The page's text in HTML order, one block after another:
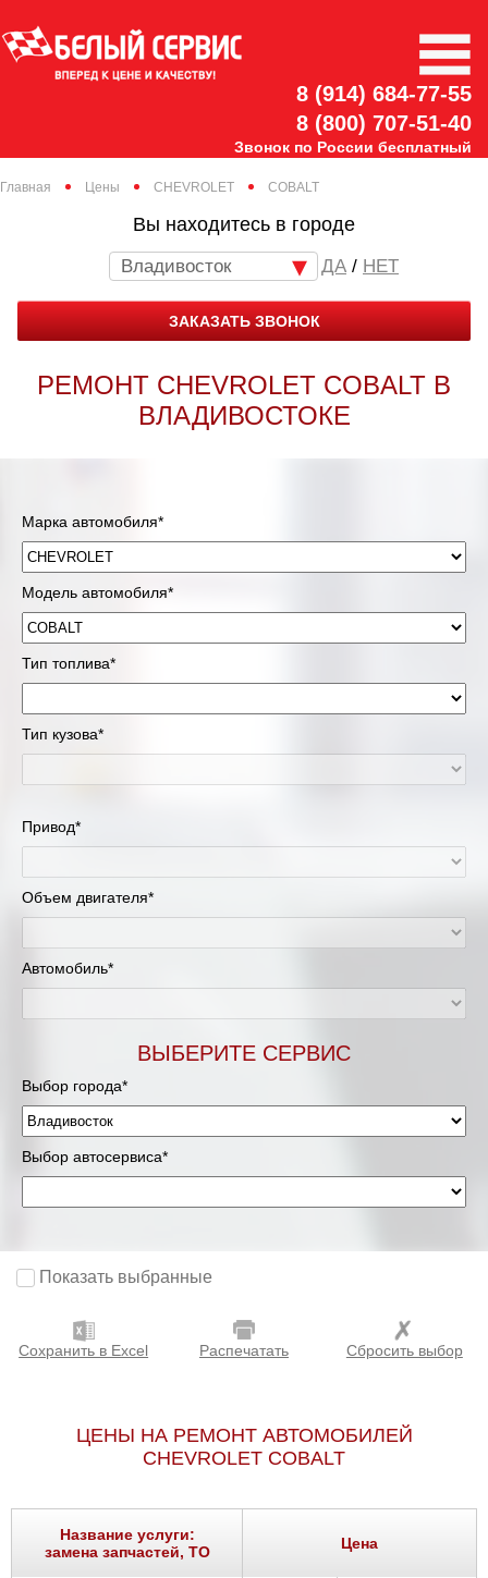
8 (914) 684-77-55
8 (800) 707-51-40
Звонок по России бесплатный
Главная Цены CHEVROLET COBALT
Вы находитесь в городе
Владивосток / НЕТ
ЗАКАЗАТЬ ЗВОНОК
РЕМОНТ CHEVROLET COBALT В
ВЛАДИВОСТОКЕ
Марка автомобиля*
Модель автомобиля*
Тип топлива*
Тип кузова*
Привод*
Объем двигателя*
Автомобиль*
ВЫБЕРИТЕ СЕРВИС
Выбор города*
Выбор автосервиса*
Показать выбранные
Сохранить в Excel Распечатать Сбросить выбор
ЦЕНЫ НА РЕМОНТ АВТОМОБИЛЕЙ
CHEVROLET COBALT
Название услуги:
замена запчастей, ТО
Цена